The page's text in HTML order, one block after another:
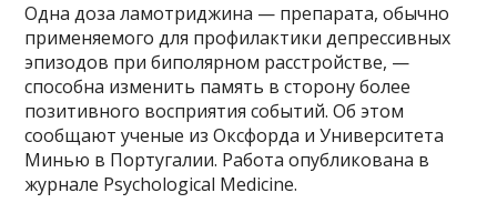
Одна доза ламотриджина — препарата, обычно
применяемого для профилактики депрессивных
эпизодов при биполярном расстройстве, —
способна изменить память в сторону более
позитивного восприятия событий. Об этом
сообщают ученые из Оксфорда и Университета
Минью в Португалии. Работа опубликована в
журнале Psychological Medicine.